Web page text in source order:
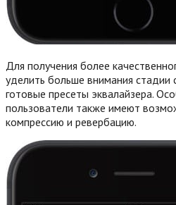
Для получения более
уделить больше внимания стадии
готовые пресеты эквалайзера.
пользователи также имеют
компрессию и ревербацию.